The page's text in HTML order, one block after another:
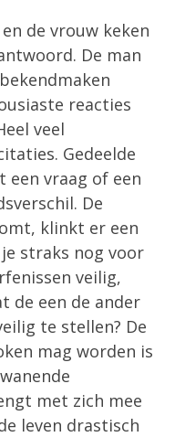
de vrouw keken
De man
reacties
veel
Gedeelde
een vraag of een
De
klinkt er een
straks nog voor
veilig,
de een de ander
te stellen? De
mag worden is
met zich mee
leven drastisch